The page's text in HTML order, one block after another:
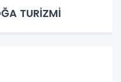
TURİZMİ